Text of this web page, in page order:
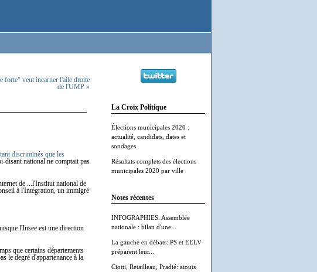
La Croix Politique
Élections municipales 2020 :
actualité, candidats, dates et
sondages
Résultats complets des élections
municipales 2020 par ville
Notes récentes
INFOGRAPHIES. Assemblée
nationale : bilan d'une...
La gauche en débats: PS et EELV
préparent leur...
Ciotti, Retailleau, Pradié: atouts
forte" veut incarner l'aile droite
de l'UMP »
discriminés que les
disant national ne comptait pas
de ...l'Institut national de
à l'Intégration, un immigré
l'Insee est une direction
que certains départements
le degré d'appartenance à la